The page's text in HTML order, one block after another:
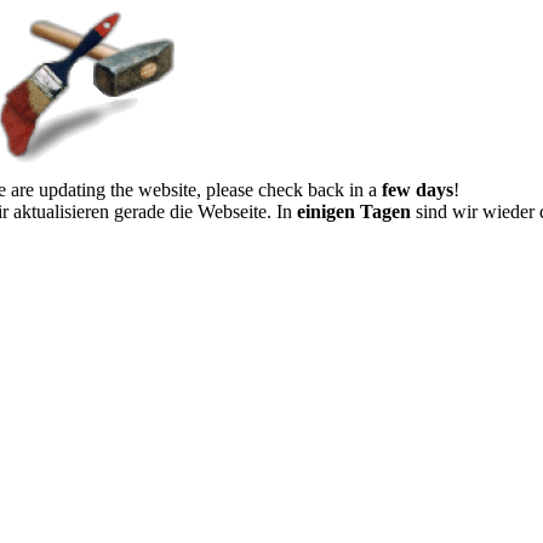
are updating the website, please check back in a few days!
aktualisieren gerade die Webseite. In einigen Tagen sind wir wieder